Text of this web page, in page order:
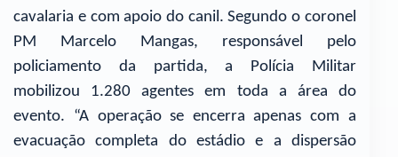
cavalaria e com apoio do canil. Segundo o coronel
PM Marcelo Mangas, responsável pelo
policiamento da partida, a Polícia Militar
mobilizou 1.280 agentes em toda a área do
evento. “A operação se encerra apenas com a
evacuação completa do estádio e a dispersão